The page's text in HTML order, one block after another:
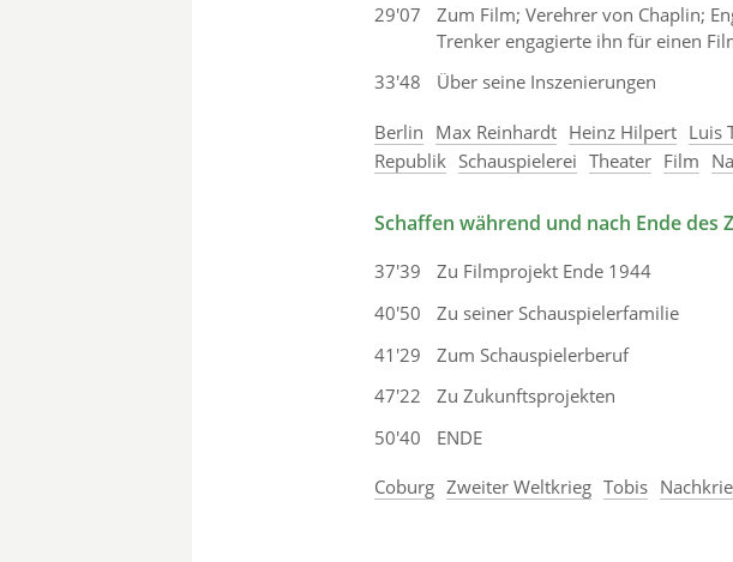
29'07
Zum Film; Verehrer von Chaplin;
Trenker engagierte ihn für einen
33'48
Über seine Inszenierungen
Berlin Max Reinhardt Heinz Hilpert Luis
Republik Schauspielerei Theater Film
Schaffen während und nach Ende des
37'39
Zu Filmprojekt Ende 1944
40'50
Zu seiner Schauspielerfamilie
41'29
Zum Schauspielerberuf
47'22
Zu Zukunftsprojekten
50'40
ENDE
Coburg Zweiter Weltkrieg Tobis